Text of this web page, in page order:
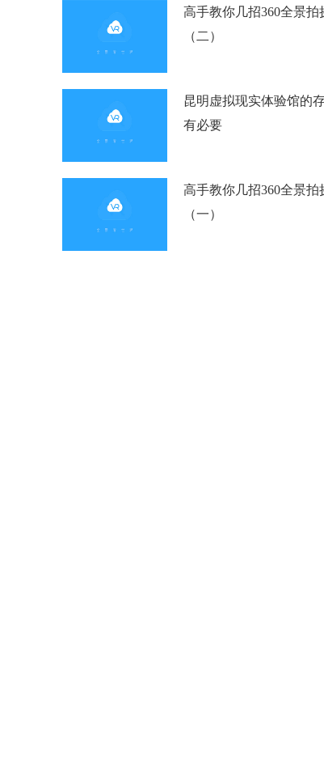
高手教你几招360全景拍
（二）
昆明虚拟现实体验馆的
有必要
高手教你几招360全景拍
（一）